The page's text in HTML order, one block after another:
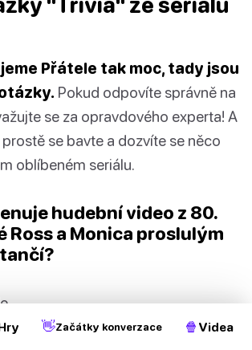
Přátele tak moc, tady jsou
Pokud odpovíte správně na
se za opravdového experta! A
se bavte a dozvíte se něco
oblíbeném seriálu.
hudební video z 80.
Ross a Monica proslulým
👋Začátky konverzace 🍿 Videa